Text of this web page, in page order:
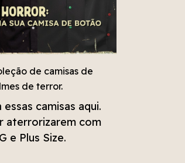
de camisas de
de terror.
camisas aqui.
aterrorizarem com
e Plus Size.